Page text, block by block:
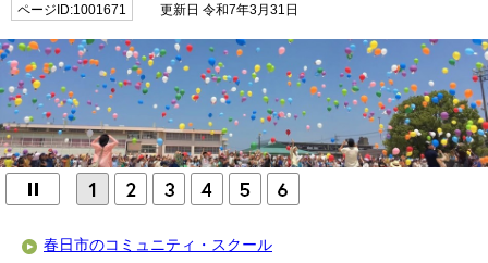
ページID:1001671 更新日 令和7年3月31日
春日市のコミュニティ・スクール